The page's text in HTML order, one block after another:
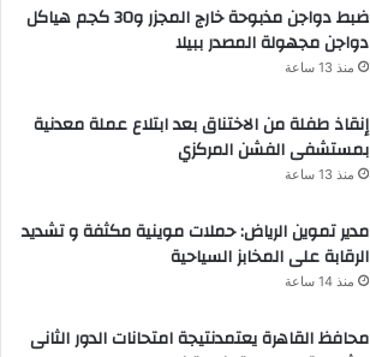
ضبط دواجن مذبوحة خارج المجزر و30 كجم هياكل
دواجن مجهولة المصدر ببيلا
منذ 13 ساعة
إنقاذ طفلة من الاختناق بعد ابتلاع عملة معدنية
بمستشفى الفشن المركزي
منذ 13 ساعة
مدير تموين الرياض: حملات موينية مكثفة و تشديد
الرقابة على المخابز السياحية
منذ 14 ساعة
محافظ القاهرة يعتمدنتيجة امتحانات الدور الثانى